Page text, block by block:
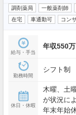
調剤薬局 一般薬剤師
在宅
車通勤可 コン
給与・手当
年収550
勤務時間
シフト制
休日・休暇
木曜、土
が状況に
年末年始